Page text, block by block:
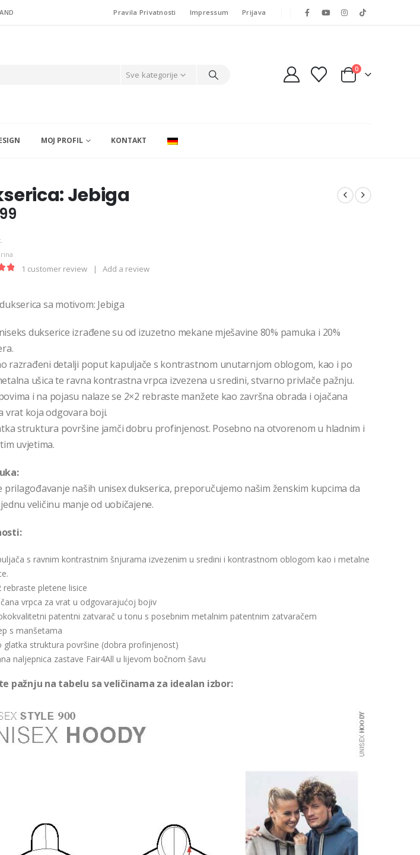
Pravila Privatnosti Impressum Prijava
Sve kategorije
0
MOJ PROFIL KONTAKT
Jebiga
1 customer review | Add a review
sa motivom: Jebiga
dukserice izrađene su od izuzetno mekane mješavine 80% pamuka i 20%
razrađeni detalji poput kapuljače s kontrastnom unutarnjom oblogom, kao i po
ušica te ravna kontrastna vrpca izvezena u sredini, stvarno privlače pažnju.
i na pojasu nalaze se 2×2 rebraste manžete kao završna obrada i ojačana
vrat koja odgovara boji.
struktura površine jamči dobru profinjenost. Posebno na otvorenom u hladnim i
uvjetima.
prilagođavanje naših unisex dukserica, preporučujemo našim ženskim kupcima da
veličinu manje od uobičajene.
s ravnim kontrastnim šnjurama izvezenim u sredini i kontrastnom oblogom kao i metalne
rebraste pletene lisice
vrpca za vrat u odgovarajućoj bojiv
patentni zatvarač u tonu s posebnim metalnim patentnim zatvaračem
s manšetama
glatka struktura površine (dobra profinjenost)
naljepnica zastave Fair4All u lijevom bočnom šavu
pažnju na tabelu sa veličinama za idealan izbor: